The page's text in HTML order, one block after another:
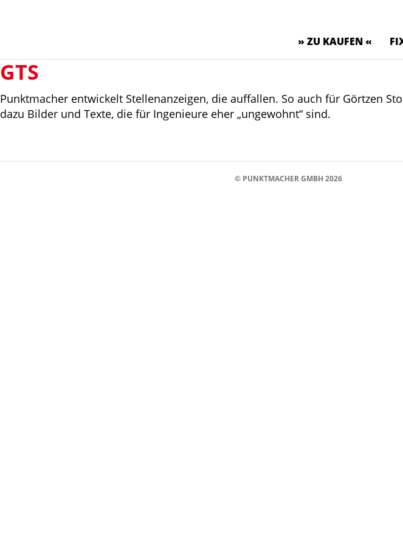
» ZU KAUFEN «
GTS
Punktmacher entwickelt Stellenanzeigen, die auffallen. So auch für Görtzen
dazu Bilder und Texte, die für Ingenieure eher „ungewohnt“ sind.
© PUNKTMACHER GMBH 2026